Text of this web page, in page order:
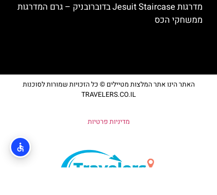
מדרגות Jesuit Staircase בדוברובניק – גרם המדרגות
ממשחקי הכס
האתר הינו אתר המלצות מטיילים © כל הזכויות שמורות לסוכנות
TRAVELERS.CO.IL
מדיניות פרטיות